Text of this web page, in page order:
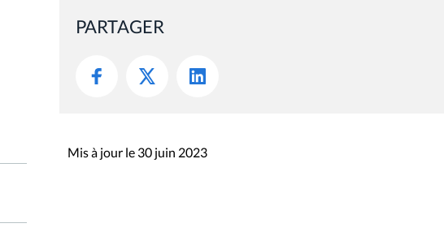
PARTAGER
Mis à jour le 30 juin 2023